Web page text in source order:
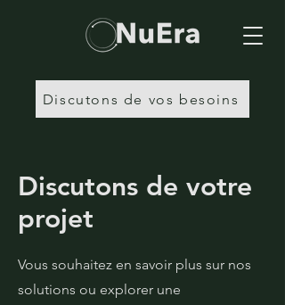
Discutons de vos besoins
Discutons de votre
projet
Vous souhaitez en savoir plus sur nos
solutions ou explorer une